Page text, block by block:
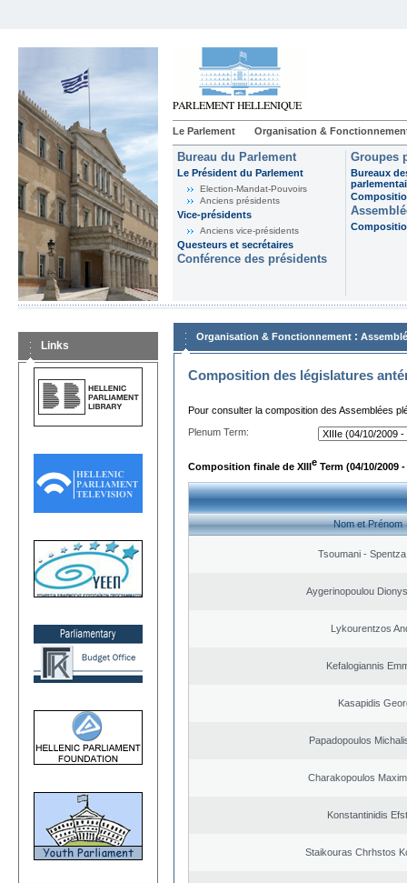
Le Parlement Organisation &
Bureau du Parlement
Le Président du Parlement
Election-Mandat-Pouvoirs
Anciens présidents
Vice-présidents
Anciens vice-présidents
Questeurs et secrétaires
Conférence des présidents
Groupes
Bureaux
Links
Organisation & Fonctionnement :
Composition des législatures
Pour consulter la composition des Assemblées
Plenum Term:
Composition finale de XIIIe Term (04/10/2009 -
Nom et Prénom
Tsoumani -
Aygerinopoulou
Lykourentzos
Kefalogiannis
Kasapidis
Papadopoulos
Charakopoulos
Konstantinidis
Staikouras Chrhstos